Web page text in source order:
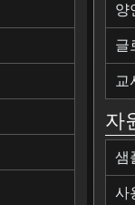
양
글
교
자
샘
사